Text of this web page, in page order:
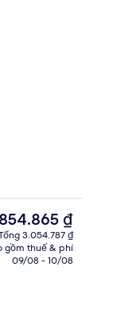
kháng dị ứng, màn/rèm
và đồ uống
₫
3.054.787 ₫
gồm thuế & phí
09/08 - 10/08